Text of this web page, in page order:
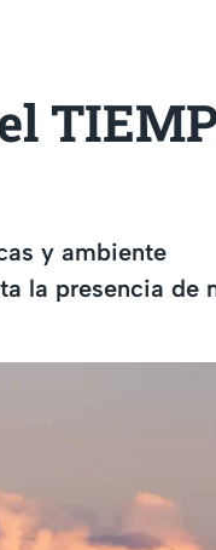
y ambiente
la presencia de